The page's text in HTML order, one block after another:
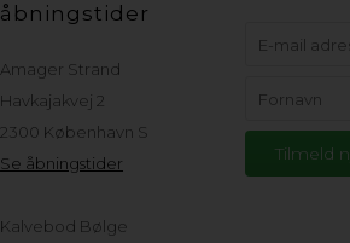
åbningstider
Amager Strand
Havkajakvej 2
2300 København S
Se åbningstider
Kalvebod Bølge